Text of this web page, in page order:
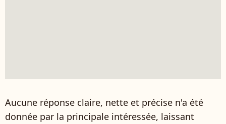
Aucune réponse claire, nette et précise n'a été
donnée par la principale intéressée, laissant